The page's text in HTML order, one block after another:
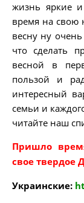
жизнь яркие
время на свою
весну ну
что сделать
весной в
пользой и
интересный
семьи и
читайте наш
Пришло
свое твердое
Украинские: